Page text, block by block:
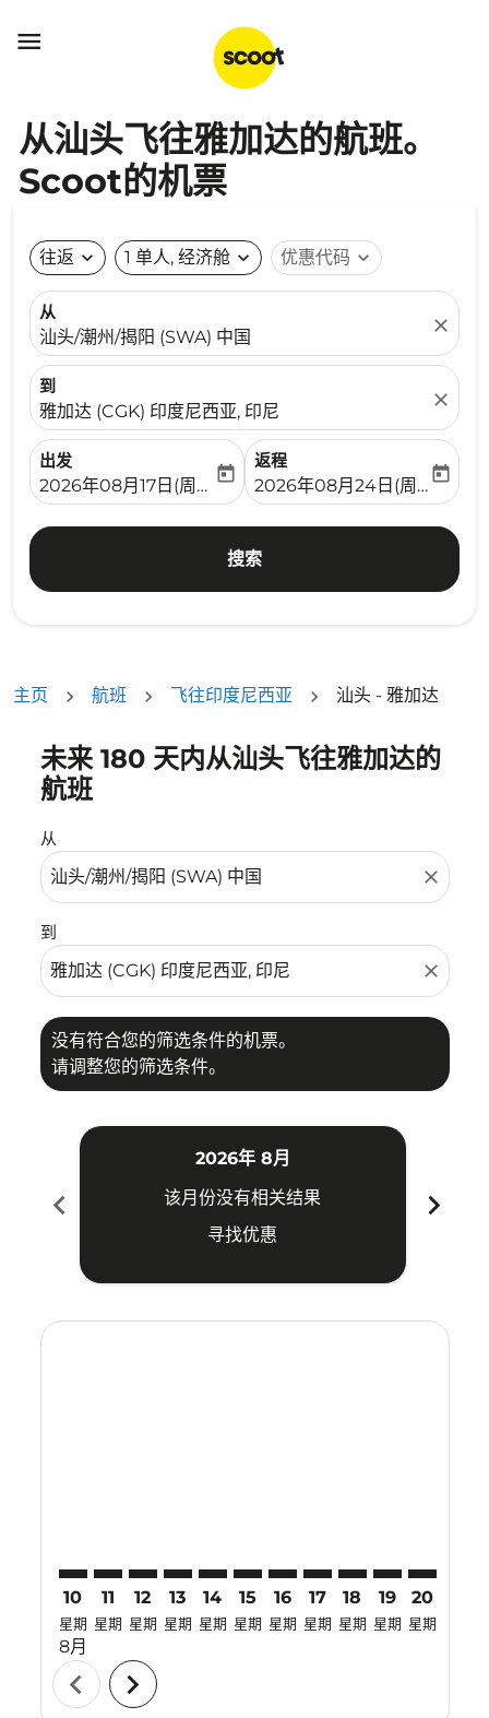

从汕头飞往雅加达的航班。
Scoot的机票
往返 expand_more 1 单人, 经济舱 expand_more 优惠代码 expand_more
从
汕头/潮州/揭阳 (SWA) 中国
close
到
雅加达 (CGK) 印度尼西亚, 印尼
close
出发
fc-booking-departure-date-aria-label
2026年08月17日(周一)
today
返程
fc-booking-return-date-
2026年08月24日(周一)
today
搜索
主页 航班 飞往印度尼西亚 汕头 - 雅加达
未来 180 天内从汕头飞往雅加达的
航班
从
close
到
close
没有符合您的筛选条件的机票。
请调整您的筛选条件。
没有符合您的筛选条件的机票。请调整您的筛选条件。
chevron_left
2026年 8月
该月份没有相关结果
寻找优惠
chevron_right
10
星期
8月
11
星期
12
星期
13
星期
14
星期
15
星期
16
星期
17
星期
18
星期
19
星期
20
星期
chevron_left chevron_right